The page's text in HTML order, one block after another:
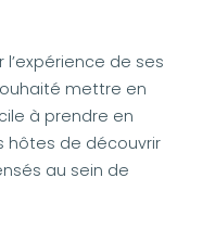
de ses
mettre en
à prendre en
hôtes de découvrir
au sein de